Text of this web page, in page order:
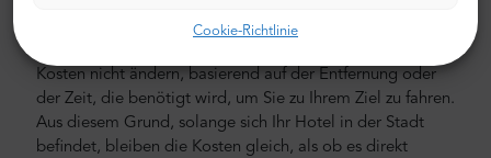
Cookie-Richtlinie
nur private Flughafentransfers ihren Preis festgelegt
Kosten nicht ändern, basierend auf der Entfernung oder
der Zeit, die benötigt wird, um Sie zu Ihrem Ziel zu fahren.
Aus diesem Grund, solange sich Ihr Hotel in der Stadt
befindet, bleiben die Kosten gleich, als ob es direkt